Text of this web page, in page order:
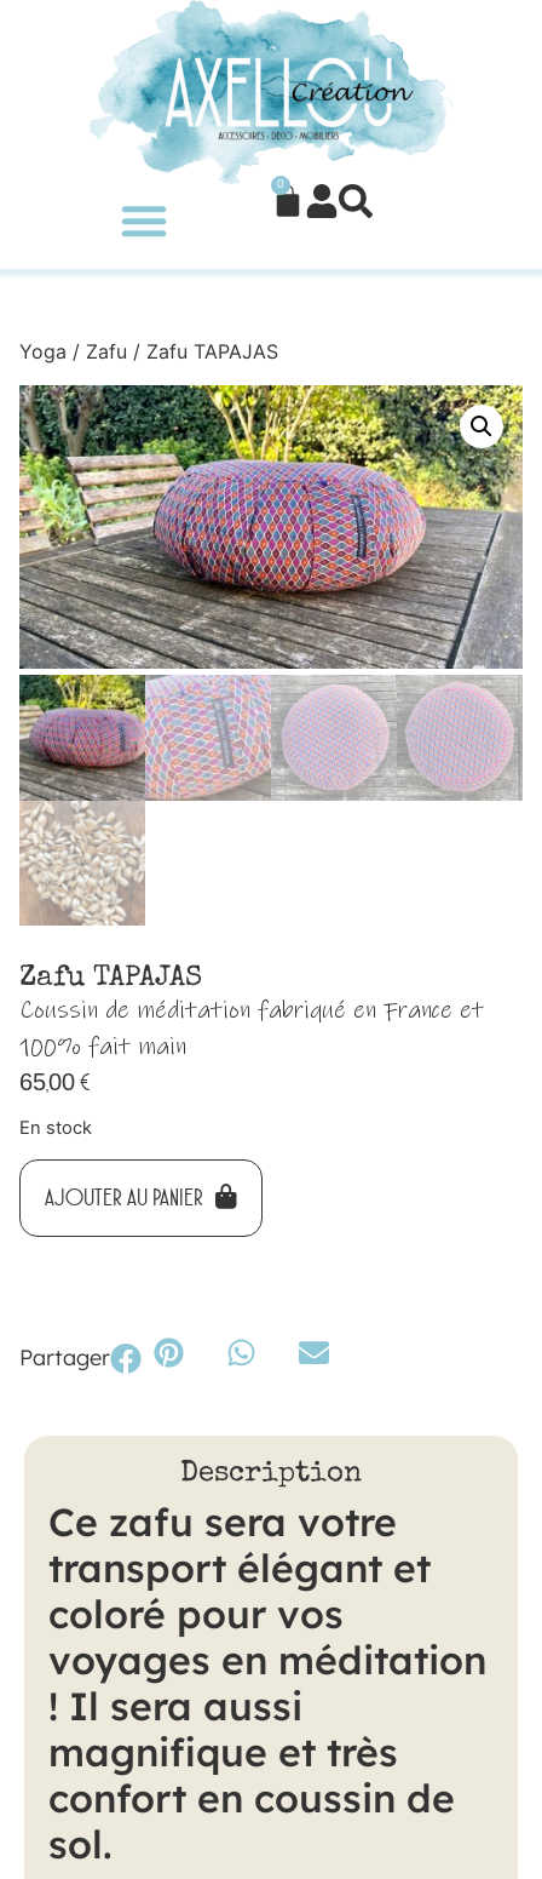
0
Yoga / Zafu / Zafu TAPAJAS
Zafu TAPAJAS
Coussin de méditation fabriqué en France et
100% fait main
65,00€
En stock
AJOUTER AU PANIER
Partager
Description
Ce zafu sera votre
transport élégant et
coloré pour vos
voyages en méditation
! Il sera aussi
magnifique et très
confort en coussin de
sol.